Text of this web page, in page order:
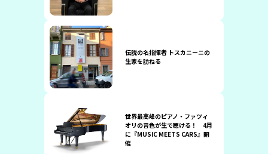
伝説の名指揮者 トスカニーニの
生家を訪ねる
世界最高峰のピアノ・ファツィ
オリの音色が生で聴ける！ 4月
に『MUSIC MEETS CARS』開
催